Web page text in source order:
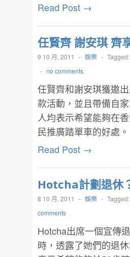
Read Post →
任賢齊 謝安琪 齊
9 10 月, 2011 - 娛樂 - Tagged:
- no comments
任賢齊和謝安琪獲邀
款活動，並且帶備自
人均表示希望能夠在
民推廣踏單車的好處。
Read Post →
Hotcha計劃退休
8 10 月, 2011 - 娛樂 - Tagged:
comments
Hotcha出席一個宣傳
時，透露了她們的退